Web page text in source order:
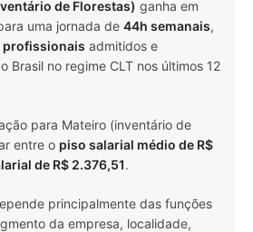
de Florestas) ganha em
uma jornada de 44h semanais,
profissionais admitidos e
Brasil no regime CLT nos últimos 12
para Mateiro (inventário de
entre o piso salarial médio de R$
de R$ 2.376,51.
principalmente das funções
da empresa, localidade,